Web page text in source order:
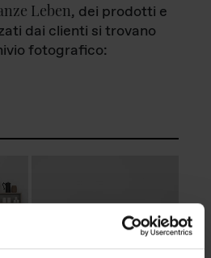
Leben, dei prodotti e
dai clienti si trovano
fotografico: